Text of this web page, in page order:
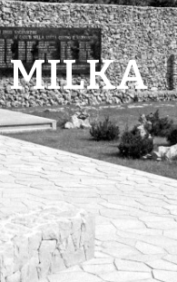
MILKA